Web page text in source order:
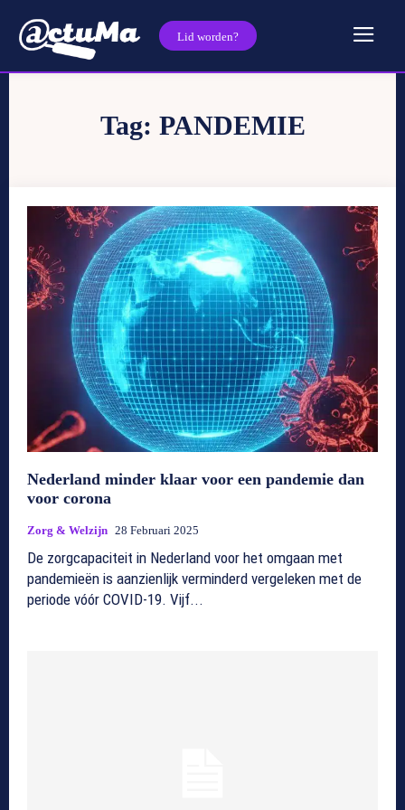
Lid worden?
Tag: PANDEMIE
Nederland minder klaar voor een pandemie dan
voor corona
Zorg & Welzijn 28 Februari 2025
De zorgcapaciteit in Nederland voor het omgaan met
pandemieën is aanzienlijk verminderd vergeleken met de
periode vóór COVID-19. Vijf...